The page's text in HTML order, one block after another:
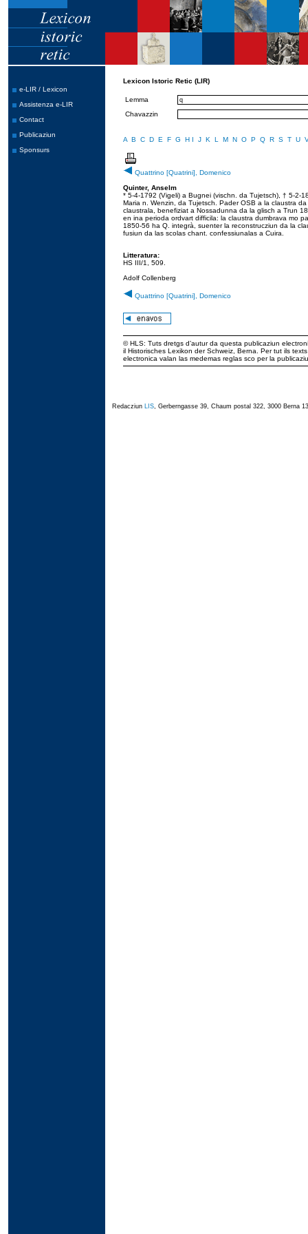
e-LIR / Lexicon
Assistenza e-LIR
Contact
Publicaziun
Sponsurs
Lexicon Istoric Retic (LIR)
Lemma
Chavazzin
A B C D E F G H I J K L M N O P Q R S T U
Quattrino [Quatrini], Domenico
Quinter, Anselm
* 5-4-1792 (Vigeli) a Bugnei (vischn. da Tujetsch), † 5-2-
Maria n. Wenzin, da Tujetsch. Pader OSB a la claustra
claustrala, benefiziat a Nossadunna da la glisch a Trun
en ina perioda ordvart difficila: la claustra dumbrava mo
1850-56 ha Q. integrà, suenter la reconstrucziun da la
fusiun da las scolas chant. confessiunalas a Cuira.
Litteratura:
HS III/1, 509.
Adolf Collenberg
Quattrino [Quatrini], Domenico
© HLS: Tuts dretgs d’autur da questa publicaziun
il Historisches Lexikon der Schweiz, Berna. Per tut ils
electronica valan las medemas reglas sco per la
Redacziun LIS, Gerberngasse 39, Chaum postal 322, 3000 Berna